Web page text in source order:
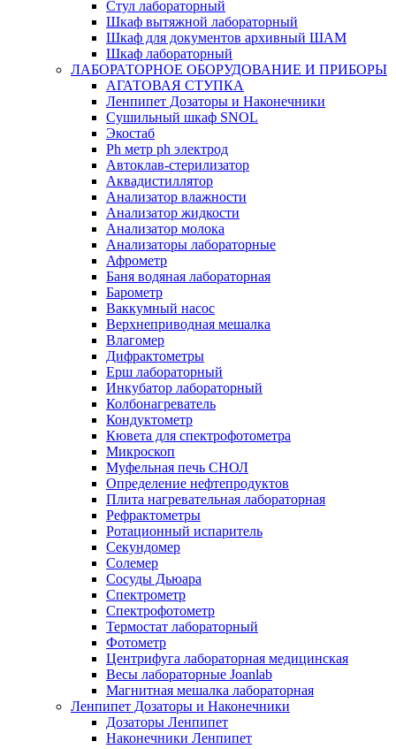
Стул лабораторный
Шкаф вытяжной лабораторный
Шкаф для документов архивный ШАМ
Шкаф лабораторный
ЛАБОРАТОРНОЕ ОБОРУДОВАНИЕ И ПРИБОРЫ
АГАТОВАЯ СТУПКА
Ленпипет Дозаторы и Наконечники
Сушильный шкаф SNOL
Экостаб
Ph метр ph электрод
Автоклав-стерилизатор
Аквадистиллятор
Анализатор влажности
Анализатор жидкости
Анализатор молока
Анализаторы лабораторные
Афрометр
Баня водяная лабораторная
Барометр
Ваккумный насос
Верхнеприводная мешалка
Влагомер
Дифрактометры
Ерш лабораторный
Инкубатор лабораторный
Колбонагреватель
Кондуктометр
Кювета для спектрофотометра
Микроскоп
Муфельная печь СНОЛ
Определение нефтепродуктов
Плита нагревательная лабораторная
Рефрактометры
Ротационный испаритель
Секундомер
Солемер
Сосуды Дьюара
Спектрометр
Спектрофотометр
Термостат лабораторный
Фотометр
Центрифуга лабораторная медицинская
Весы лабораторные Joanlab
Магнитная мешалка лабораторная
Ленпипет Дозаторы и Наконечники
Дозаторы Ленпипет
Наконечники Ленпипет